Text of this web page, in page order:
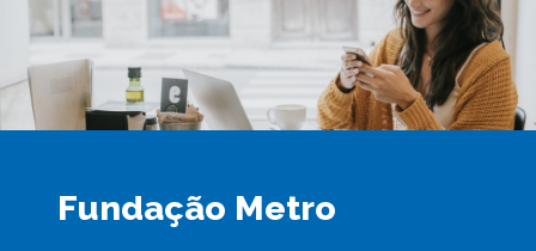
Fundação Metro